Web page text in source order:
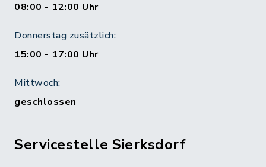
08:00 - 12:00 Uhr
Donnerstag zusätzlich:
15:00 - 17:00 Uhr
Mittwoch:
geschlossen
Servicestelle Sierksdorf